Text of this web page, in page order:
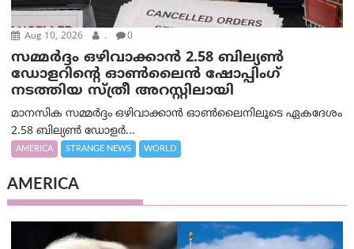
Aug 10, 2026 . 0
സമ്മര്‍ദ്ദം ഒഴിവാക്കാന്‍ 2.58 ബില്യൺ
ഡോളറിന്റെ ഓണ്‍ലൈന്‍ ഷോപ്പിംഗ്
നടത്തിയ സ്ത്രീ അറസ്റ്റിലായി
മാനസിക സമ്മര്‍ദ്ദം ഒഴിവാക്കാന്‍ ഓണ്‍ലൈനിലൂടെ ഏകദേശം
2.58 ബില്യൺ ഡോളർ...
AMERICA STRANGE NEWS WORLD
AMERICA